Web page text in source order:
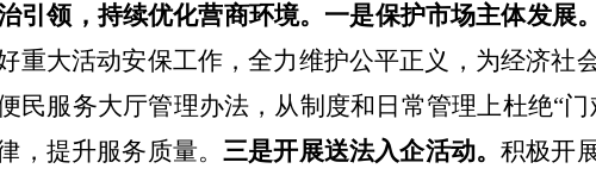
引领，持续优化营商环境。 一是保护市场主体发展
重大活动安保工作，全力维护公平正义，为经济社
民服务大厅管理办法，从制度和日常管理上杜绝“
，提升服务质量。三是开展送法入企活动。积极开